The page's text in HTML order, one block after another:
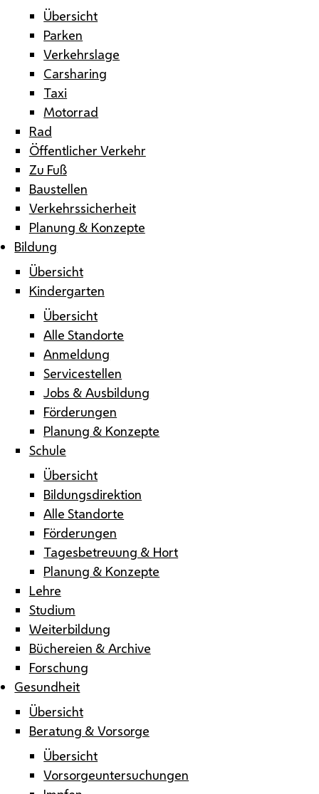
Übersicht
Parken
Verkehrslage
Carsharing
Taxi
Motorrad
Rad
Öffentlicher Verkehr
Zu Fuß
Baustellen
Verkehrssicherheit
Planung & Konzepte
Bildung
Übersicht
Kindergarten
Übersicht
Alle Standorte
Anmeldung
Servicestellen
Jobs & Ausbildung
Förderungen
Planung & Konzepte
Schule
Übersicht
Bildungsdirektion
Alle Standorte
Förderungen
Tagesbetreuung & Hort
Planung & Konzepte
Lehre
Studium
Weiterbildung
Büchereien & Archive
Forschung
Gesundheit
Übersicht
Beratung & Vorsorge
Übersicht
Vorsorgeuntersuchungen